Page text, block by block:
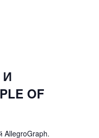
OF
AllegroGraph.